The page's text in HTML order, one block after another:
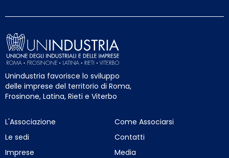
Unindustria favorisce lo sviluppo
delle imprese del territorio di Roma,
Frosinone, Latina, Rieti e Viterbo
L'Associazione
Le sedi
Imprese
Come Associarsi
Contatti
Media